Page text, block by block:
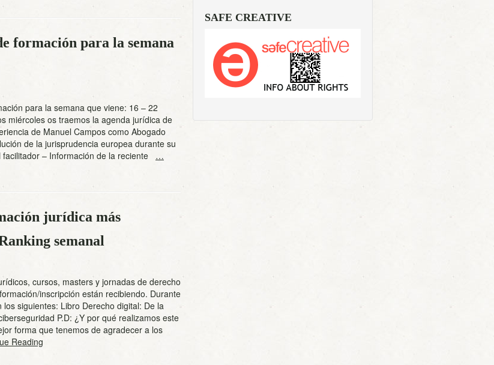
formación para la semana
para la semana que viene: 16 – 22
miércoles os traemos la agenda jurídica de
de Manuel Campos como Abogado
de la jurisprudencia europea durante su
– Información de la reciente …
jurídica más
semanal
cursos, masters y jornadas de derecho
inscripción están recibiendo. Durante
siguientes: Libro Derecho digital: De la
P.D: ¿Y por qué realizamos este
forma que tenemos de agradecer a los
Reading
SAFE CREATIVE